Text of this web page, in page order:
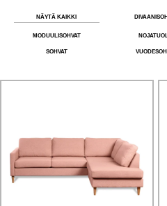
NÄYTÄ KAIKKI
MODUULISOHVAT
SOHVAT